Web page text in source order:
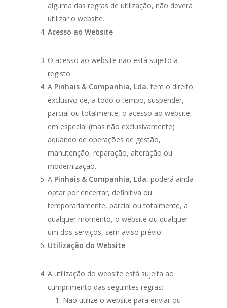
alguma das regras de utilização, não deverá
utilizar o website.
Acesso ao Website
O acesso ao website não está sujeito a
registo.
A Pinhais & Companhia, Lda. tem o direito
exclusivo de, a todo o tempo, suspender,
parcial ou totalmente, o acesso ao website,
em especial (mas não exclusivamente)
aquando de operações de gestão,
manutenção, reparação, alteração ou
modernização.
A Pinhais & Companhia, Lda. poderá ainda
optar por encerrar, definitiva ou
temporariamente, parcial ou totalmente, a
qualquer momento, o website ou qualquer
um dos serviços, sem aviso prévio.
Utilização do Website
A utilização do website está sujeita ao
cumprimento das seguintes regras:
Não utilize o website para enviar ou